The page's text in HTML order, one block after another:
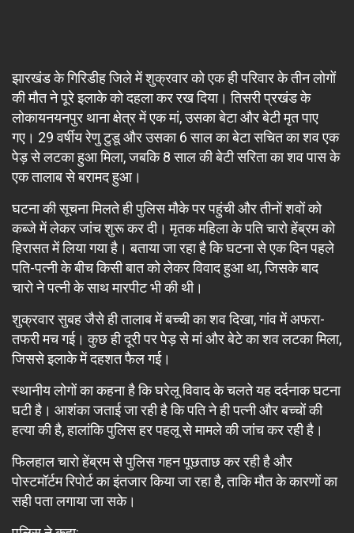
झारखंड के गिरिडीह जिले में शुक्रवार को एक ही परिवार के तीन लोगों
की मौत ने पूरे इलाके को दहला कर रख दिया। तिसरी प्रखंड के
लोकायनयनपुर थाना क्षेत्र में एक मां, उसका बेटा और बेटी मृत पाए
गए। 29 वर्षीय रेणु टुडू और उसका 6 साल का बेटा सचित का शव एक
पेड़ से लटका हुआ मिला, जबकि 8 साल की बेटी सरिता का शव पास के
एक तालाब से बरामद हुआ।
घटना की सूचना मिलते ही पुलिस मौके पर पहुंची और तीनों शवों को
कब्जे में लेकर जांच शुरू कर दी। मृतक महिला के पति चारो हेंब्रम को
हिरासत में लिया गया है। बताया जा रहा है कि घटना से एक दिन पहले
पति-पत्नी के बीच किसी बात को लेकर विवाद हुआ था, जिसके बाद
चारो ने पत्नी के साथ मारपीट भी की थी।
शुक्रवार सुबह जैसे ही तालाब में बच्ची का शव दिखा, गांव में अफरा-
तफरी मच गई। कुछ ही दूरी पर पेड़ से मां और बेटे का शव लटका मिला,
जिससे इलाके में दहशत फैल गई।
स्थानीय लोगों का कहना है कि घरेलू विवाद के चलते यह दर्दनाक घटना
घटी है। आशंका जताई जा रही है कि पति ने ही पत्नी और बच्चों की
हत्या की है, हालांकि पुलिस हर पहलू से मामले की जांच कर रही है।
फिलहाल चारो हेंब्रम से पुलिस गहन पूछताछ कर रही है और
पोस्टमॉर्टम रिपोर्ट का इंतजार किया जा रहा है, ताकि मौत के कारणों का
सही पता लगाया जा सके।